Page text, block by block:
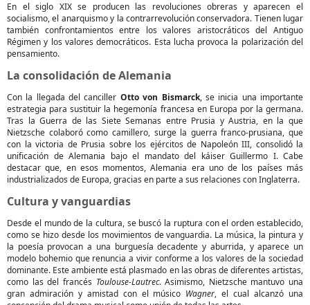
En el siglo XIX se producen las revoluciones obreras y aparecen el
socialismo, el anarquismo y la contrarrevolución conservadora. Tienen lugar
también confrontamientos entre los valores aristocráticos del Antiguo
Régimen y los valores democráticos. Esta lucha provoca la polarización del
pensamiento.
La consolidación de Alemania
Con la llegada del canciller Otto von Bismarck, se inicia una importante
estrategia para sustituir la hegemonía francesa en Europa por la germana.
Tras la Guerra de las Siete Semanas entre Prusia y Austria, en la que
Nietzsche colaboró como camillero, surge la guerra franco-prusiana, que
con la victoria de Prusia sobre los ejércitos de Napoleón III, consolidó la
unificación de Alemania bajo el mandato del káiser Guillermo I. Cabe
destacar que, en esos momentos, Alemania era uno de los países más
industrializados de Europa, gracias en parte a sus relaciones con Inglaterra.
Cultura y vanguardias
Desde el mundo de la cultura, se buscó la ruptura con el orden establecido,
como se hizo desde los movimientos de vanguardia. La música, la pintura y
la poesía provocan a una burguesía decadente y aburrida, y aparece un
modelo bohemio que renuncia a vivir conforme a los valores de la sociedad
dominante. Este ambiente está plasmado en las obras de diferentes artistas,
como las del francés Toulouse-Lautrec. Asimismo, Nietzsche mantuvo una
gran admiración y amistad con el músico Wagner, el cual alcanzó una